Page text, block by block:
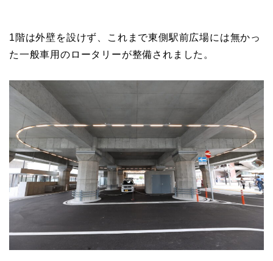
1階は外壁を設けず、これまで東側駅前広場には無かっ
た一般車用のロータリーが整備されました。